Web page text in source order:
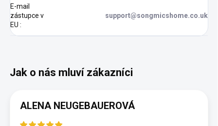
E-mail
zástupce v
EU :
support@songmicshome.co.uk
ALENA NEUGEBAUEROVÁ